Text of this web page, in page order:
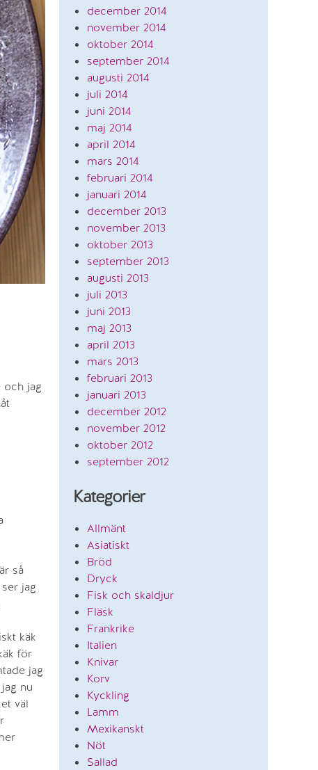
jag
så
jag
käk
för
jag
nu
väl
december 2014
november 2014
oktober 2014
september 2014
augusti 2014
juli 2014
juni 2014
maj 2014
april 2014
mars 2014
februari 2014
januari 2014
december 2013
november 2013
oktober 2013
september 2013
augusti 2013
juli 2013
juni 2013
maj 2013
april 2013
mars 2013
februari 2013
januari 2013
december 2012
november 2012
oktober 2012
september 2012
Kategorier
Allmänt
Asiatiskt
Bröd
Dryck
Fisk och skaldjur
Fläsk
Frankrike
Italien
Knivar
Korv
Kyckling
Lamm
Mexikanskt
Nöt
Sallad